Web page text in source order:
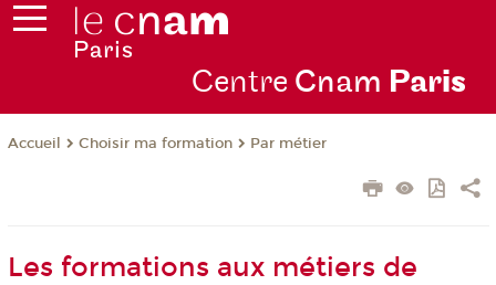
Centre Cnam Paris
Accueil Choisir ma formation Par métier
Les formations aux métiers de